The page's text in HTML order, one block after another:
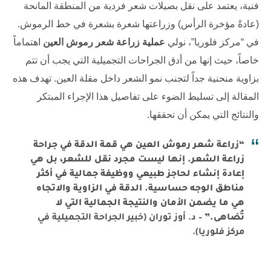
فنية، يعتمد على نقل بصيلات شعر فردية من المنطقة المانحة
(عادةً مؤخرة الرأس) وزراعتها شعرة بشعرة في خط الرموش.
في “مركز فلوريا”، نولي عملية زراعة شعر رموش العين اهتماماً
خاصاً، حيث إنها من أدق الجراحات التجميلية التي يجب أن تتم
بزاوية منحنية جداً لتجنب نمو الشعر داخل مقلة العين. تهدف هذه
المقالة إلى تسليط الضوء على تفاصيل هذا الإجراء المبتكر
والنتائج التي يمكن أن تحققها.
“زراعة شعر رموش العين هي قمة الدقة في جراحة
زراعة الشعر. إنها ليست مجرد نقل للشعر، بل هي
إعادة إنشاء لحاجز طبيعي ووظيفة جمالية في أكثر
مناطق الوجه حساسية. الدقة في الزاوية والاتجاه
هي ما يضمن الأمان والنتيجة الجمالية التي لا
تُضاهى.” – د. أوز توران (خبير الجراحة التجميلية في
مركز فلوريا).